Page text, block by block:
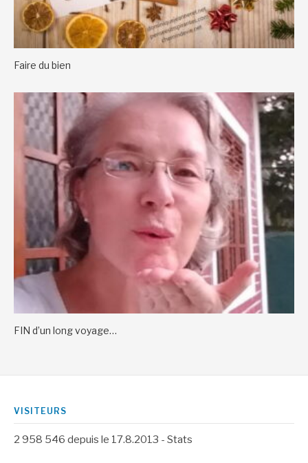
Faire du bien
FIN d’un long voyage…
VISITEURS
2 958 546 depuis le 17.8.2013 - Stats